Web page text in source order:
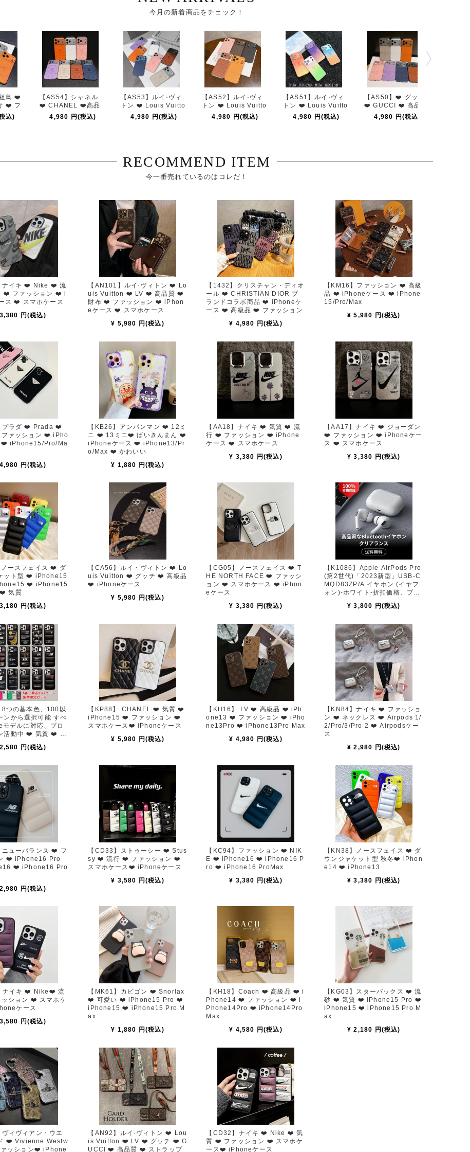
今月の新着商品をチェック！
❤️
フ
【AS54】シャネル
❤️ CHANEL ❤️高品
質 ❤️ 流行 ❤️ ファッ
ション ❤️ iPhoneケ
4,980 円(税込)
【AS53】ルイ·ヴィ
トン ❤️ Louis Vuitto
n ❤️ LV ❤️ 高品質 ❤️
ファッション ❤️ iPh
4,980 円(税込)
【AS52】ルイ·ヴィ
トン ❤️ Louis Vuitto
n ❤️ LV ❤️ 高品質 ❤️
ファッション ❤️ iPh
4,980 円(税込)
【AS51】ルイ·ヴィ
トン ❤️ Louis Vuitto
n ❤️ LV ❤️ 高品質 ❤️
ファッション ❤️ iPh
4,980 円(税込)
【AS50】❤️ グッチ
❤️ GUCCI ❤️ 高品質
❤️ ストラップ ❤️ フ
ァッション ❤️ iPhon
4,980 円(税込)
RECOMMEND ITEM
今一番売れているのはコレだ！
ナイキ ❤️ Nike ❤️ 流
❤️ ファッション ❤️ i
ス ❤️ スマホケース
円(税込)
【AN101】ルイ·ヴィトン ❤️ Lo
uis Vuitton ❤️ LV ❤️ 高品質 ❤️
財布 ❤️ ファッション ❤️ iPhon
eケース ❤️ スマホケース
¥ 5,980 円(税込)
【1432】クリスチャン・ディオ
ール ❤️ CHRISTIAN DIOR ブ
ランドコラボ商品 ❤️ iPhoneケ
ース ❤️ 高級品 ❤️ ファッション
¥ 4,980 円(税込)
【KM16】ファッション ❤️ 高級
品 ❤️ iPhoneケース ❤️ iPhone
15/Pro/Max
¥ 5,980 円(税込)
プラダ ❤️ Prada ❤️
ァッション ❤️ iPho
❤️ iPhone15/Pro/Ma
円(税込)
【KB26】アンパンマン ❤️ 12ミ
ニ ❤️ 13ミニ❤️ ばいきんまん ❤️
iPhoneケース ❤️ iPhone13/Pr
o/Max ❤️ かわいい
¥ 1,880 円(税込)
【AA18】ナイキ ❤️ 気質 ❤️ 流
行 ❤️ ファッション ❤️ iPhone
ケース ❤️ スマホケース
¥ 3,380 円(税込)
【AA17】ナイキ ❤️ ジョーダン
❤️ ファッション ❤️ iPhoneケー
ス ❤️ スマホケース
¥ 3,380 円(税込)
ノースフェイス ❤️ ダ
ット型 ❤️ iPhone15
❤️ iPhone15
気質
円(税込)
【CA56】ルイ・ヴィトン ❤️ Lo
uis Vuitton ❤️ グッチ ❤️ 高級品
❤️ iPhoneケース
¥ 5,980 円(税込)
【CG05】ノースフェイス ❤️ T
HE NORTH FACE ❤️ ファッシ
ョン ❤️ スマホケース ❤️ iPhon
eケース
¥ 3,380 円(税込)
【K1086】Apple AirPods Pro
(第2世代)「2023新型」USB-C
MQD83ZP/A イヤホン (イヤフ
ォン)​​​​-​​​ホワイト-折扣価格、プロ
モーション MagSafe
¥ 3,800 円(税込)
8つの基本色、100以
ンから選択可能 すべ
デルに対応、プロ
活動中 ❤️ 気質 ❤️ フ
❤️ iPhoneケース ❤️
円(税込)
【KP88】 CHANEL ❤️ 気質 ❤️
iPhone15 ❤️ ファッション ❤️
スマホケース❤️ iPhoneケース
¥ 5,980 円(税込)
【KH16】 LV ❤️ 高級品 ❤️ iPh
one13 ❤️ ファッション ❤️ iPho
ne13Pro ❤️ iPhone13Pro Max
¥ 4,980 円(税込)
【KN84】ナイキ ❤️ ファッショ
ン ❤️ ネックレス ❤️ Airpods 1/
2/Pro/3/Pro 2 ❤️ Airpodsケー
ス
¥ 2,980 円(税込)
ニューバランス ❤️ フ
Pro
❤️ iPhone16 Pro
円(税込)
【CD33】ストゥーシー ❤️ Stus
sy ❤️ 流行 ❤️ ファッション ❤️
スマホケース❤️ iPhoneケース
¥ 3,580 円(税込)
【KC94】ファッション ❤️ NIK
E ❤️ iPhone16 ❤️ iPhone16 P
ro ❤️ iPhone16 ProMax
¥ 3,380 円(税込)
【KN38】ノースフェイス ❤️ ダ
ウンジャケット型 秋冬❤️ iPhon
e14 ❤️ iPhone13
¥ 3,380 円(税込)
ナイキ ❤️ Nike❤️ 流
ション ❤️ スマホケ
ケース
円(税込)
【MK61】カビゴン ❤️ Snorlax
❤️ 可愛い ❤️ iPhone15 Pro ❤️
iPhone15 ❤️ iPhone15 Pro M
ax
¥ 1,880 円(税込)
【KH18】Coach ❤️ 高級品 ❤️ i
Phone14 ❤️ ファッション ❤️ i
Phone14Pro ❤️ iPhone14Pro
Max
¥ 4,580 円(税込)
【KG03】スターバックス ❤️ 流
砂 ❤️ 気質 ❤️ iPhone15 Pro ❤️
iPhone15 ❤️ iPhone15 Pro M
ax
¥ 2,180 円(税込)
ヴィヴィアン・ウエ
❤️ Vivienne Westw
ッション❤️ iPhone
【AN92】ルイ·ヴィトン ❤️ Lou
is Vuitton ❤️ LV ❤️ グッチ ❤️ G
UCCI ❤️ 高品質 ❤️ ストラップ
【CD32】ナイキ ❤️ Nike ❤️ 気
質 ❤️ ファッション ❤️ スマホケ
ース❤️ iPhoneケース